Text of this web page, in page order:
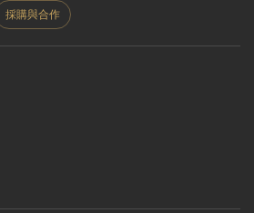
採購與合作